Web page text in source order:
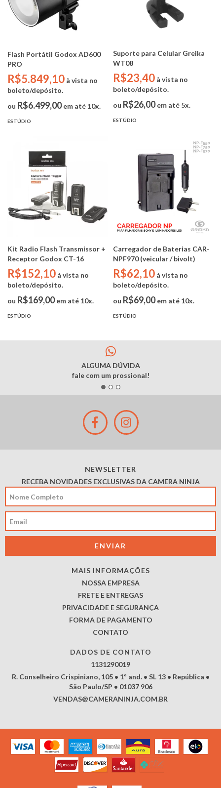
Flash Portátil Godox AD600
PRO
R$5.849,10 à vista no
boleto/depósito.
ou R$6.499,00em até 10x.
ESTÚDIO
Suporte para Celular Greika
WT08
R$23,40 à vista no
boleto/depósito.
ou R$26,00em até 5x.
ESTÚDIO
Kit Radio Flash Transmissor +
Receptor Godox CT-16
R$152,10 à vista no
boleto/depósito.
ou R$169,00em até 10x.
ESTÚDIO
Carregador de Baterias CAR-
NPF970 (veicular / bivolt)
R$62,10 à vista no
boleto/depósito.
ou R$69,00em até 10x.
ESTÚDIO
ALGUMA DÚVIDA
fale com um prossional!
NEWSLETTER
RECEBA NOVIDADES EXCLUSIVAS DA CAMERA NINJA
MAIS INFORMAÇÕES
NOSSA EMPRESA
FRETE E ENTREGAS
PRIVACIDADE E SEGURANÇA
FORMA DE PAGAMENTO
CONTATO
DADOS DE CONTATO
1131290019
R. Conselheiro Crispiniano, 105 • 1º and. • SL 13 • República •
São Paulo/SP • 01037 906
VENDAS@CAMERANINJA.COM.BR